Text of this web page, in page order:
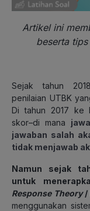
Artikel ini
beserta tips
Sejak tahun
penilaian UTBK
Di tahun 2017 ke
skor–di mana
jawaban salah
tidak menjawab
Namun sejak
untuk
Response Theory/
menggunakan